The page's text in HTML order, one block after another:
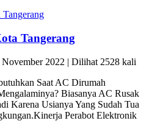
Tangerang
2022 | Dilihat 2528 kali
Saat AC Dirumah
Biasanya AC Rusak
Karena Usianya Yang Sudah Tua
Perabot Elektronik